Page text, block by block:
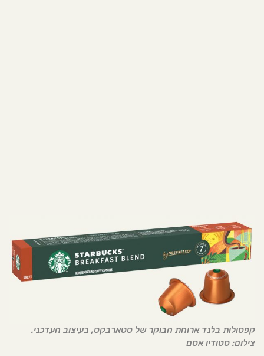
קפסולות בלנד ארוחת הבוקר של סטארבקס, בעיצוב העדכני.
צילום: סטודיו אסם